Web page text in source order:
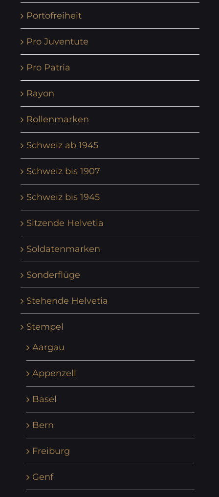
Portofreiheit
Pro Juventute
Pro Patria
Rayon
Rollenmarken
Schweiz ab 1945
Schweiz bis 1907
Schweiz bis 1945
Sitzende Helvetia
Soldatenmarken
Sonderflüge
Stehende Helvetia
Stempel
Aargau
Appenzell
Basel
Bern
Freiburg
Genf